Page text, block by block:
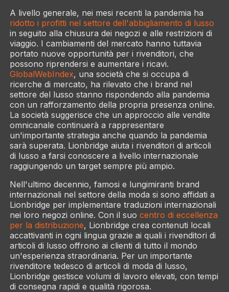
A livello generale, nei mesi recenti la pandemia ha
ridotto i profitti nel settore dell'abbigliamento di lusso
in seguito alla chiusura dei negozi e alle restrizioni di
viaggio. I cambiamenti del mercato hanno tuttavia
portato nuove opportunità per i rivenditori, che
possono riprendersi e aumentare i ricavi.
GlobalWebIndex, una società che si occupa di
ricerche di mercato, ha rilevato che i brand nel
settore del lusso stanno rispondendo alla pandemia
con un rafforzamento della propria presenza online.
La società suggerisce che un approccio alle vendite
omnicanale continuerà a rappresentare
un'importante strategia anche quando la pandemia
sarà superata. Lionbridge aiuta i rivenditori di articoli
di lusso a farsi conoscere a livello internazionale
raggiungendo un target sempre più ampio.
Nell'ultimo decennio, famosi e lungimiranti brand
internazionali nel settore della moda si sono affidati a
Lionbridge per implementare traduzioni internazionali
nei loro negozi online. Con il suo centro di eccellenza
per la distribuzione, Lionbridge crea contenuti locali
accattivanti in ogni lingua grazie ai quali i rivenditori di
articoli di lusso offrono ai clienti di tutto il mondo
un'esperienza straordinaria. Per un importante
rivenditore tedesco di articoli di moda di lusso,
Lionbridge gestisce volumi di lavoro elevati, con tempi
di consegna rapidi e qualità rigorosa.